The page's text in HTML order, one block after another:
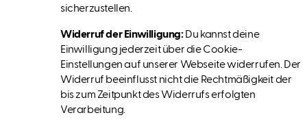
sicherzustellen.
Widerruf der Einwilligung:Du kannst deine
Einwilligung jederzeit über die Cookie-
Einstellungen auf unserer Webseite widerrufen. Der
Widerruf beeinflusst nicht die Rechtmäßigkeit der
bis zum Zeitpunkt des Widerrufs erfolgten
Verarbeitung.